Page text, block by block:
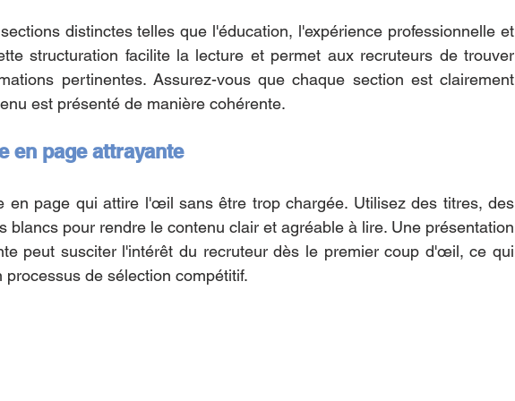
distinctes telles que l'éducation, l'expérience professionnelle et
structuration facilite la lecture et permet aux recruteurs de trouver
pertinentes. Assurez-vous que chaque section est clairement
est présenté de manière cohérente.
en page attrayante
en page qui attire l'œil sans être trop chargée. Utilisez des titres, des
blancs pour rendre le contenu clair et agréable à lire. Une présentation
peut susciter l'intérêt du recruteur dès le premier coup d'œil, ce qui
de sélection compétitif.